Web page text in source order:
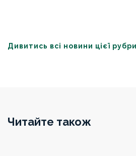
Дивитись всі новини цієї
Читайте також